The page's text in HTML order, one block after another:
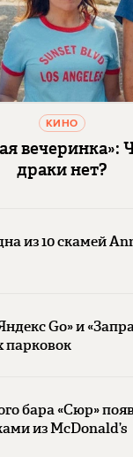
КИНО
вечеринка»:
драки нет?
из 10 скамей
Go» и
парковок
бара «Сюр»
из McDonald’s